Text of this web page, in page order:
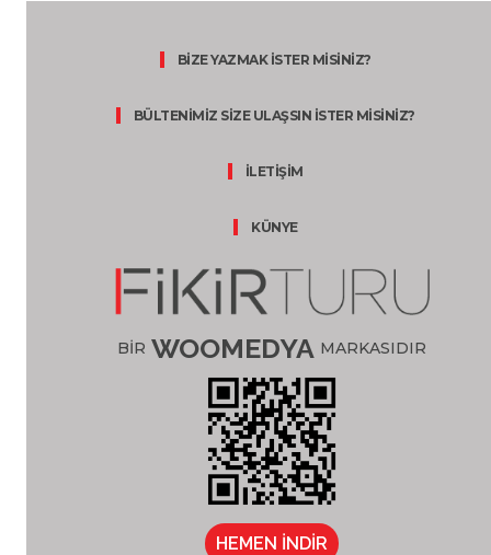
BİZE YAZMAK İSTER MİSİNİZ?
BÜLTENİMİZ SİZE ULAŞSIN İSTER MİSİNİZ?
İLETİŞİM
KÜNYE
BİR WOOMEDYA MARKASIDIR
HEMEN İNDİR